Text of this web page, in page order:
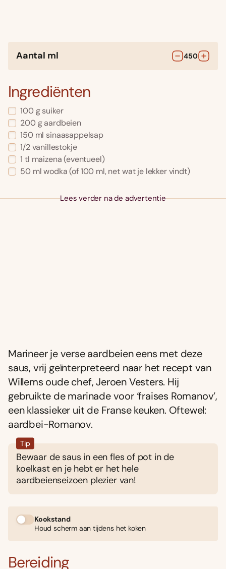
Aantal ml 450
Ingrediënten
100 g suiker
200 g aardbeien
150 ml sinaasappelsap
1/2 vanillestokje
1 tl maizena(eventueel)
50 ml wodka(of 100 ml, net wat je lekker vindt)
Lees verder na de advertentie
Marineer je verse aardbeien eens met deze
saus, vrĳ geïnterpreteerd naar het recept van
Willems oude chef, Jeroen Vesters. Hĳ
gebruikte de marinade voor ‘fraises Romanov’,
een klassieker uit de Franse keuken. Oftewel:
aardbei-Romanov.
Tip
Bewaar de saus in een fles of pot in de
koelkast en je hebt er het hele
aardbeienseizoen plezier van!
Kookstand
Houd scherm aan tijdens het koken
Bereiding